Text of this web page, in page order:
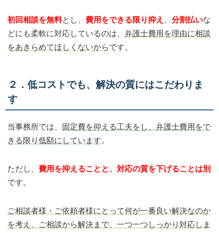
初回相談を無料とし、費用をできる限り抑え 、分割払いな
どにも柔軟に対応しているのは、弁護士費用を理由に相談
をあきらめてほしくないからです。
２．低コストでも、解決の質にはこだわりま
す
当事務所では、 固定費を抑える工夫をし、弁護士費用をで
きる限り低額にしています。
ただし、費用を抑えることと、対応の質を下げることは別
です。
ご相談者様・ご依頼者様にとって何が一番良い解決なのか
を考え、ご相談から解決まで、一つ一つしっかり対応しま